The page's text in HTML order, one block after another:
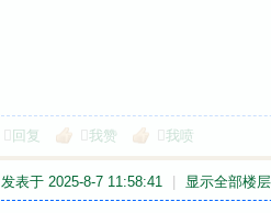
回复 我赞 我喷
发表于 2025-8-7 11:58:41 显示全部楼层